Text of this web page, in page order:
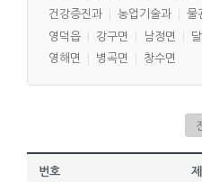
건강증진과
농업기술과 물
영덕읍
강구면 남정면
영해면
병곡면 창수면
번호